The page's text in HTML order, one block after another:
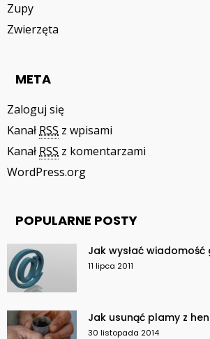
Zupy
Zwierzęta
META
Zaloguj się
Kanał RSS z wpisami
Kanał RSS z komentarzami
WordPress.org
POPULARNE POSTY
Jak wysłać wiadomość
11 lipca 2011
Jak usunąć plamy z
30 listopada 2014